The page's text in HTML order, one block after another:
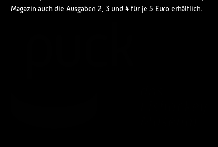
Magazin auch die Ausgaben 2, 3 und 4 für je 5 Euro erhältlich.